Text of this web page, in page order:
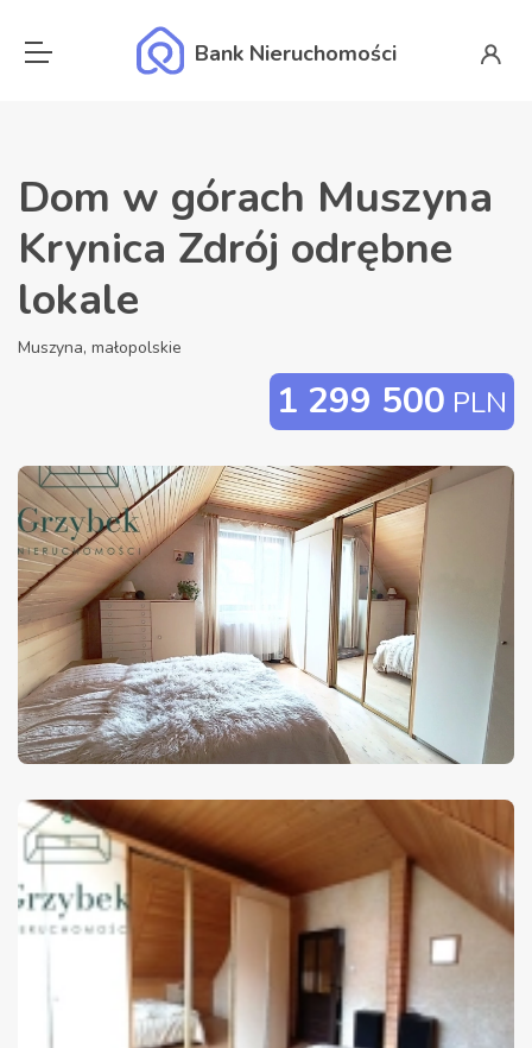
Bank Nieruchomości
Dom w górach Muszyna
Krynica Zdrój odrębne
lokale
Muszyna, małopolskie
1 299 500 PLN